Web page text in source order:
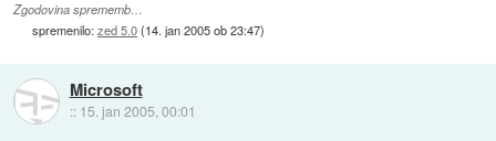
Zgodovina sprememb…
spremenilo:zed 5.0(14. jan 2005 ob 23:47)
Microsoft
:: 15. jan 2005, 00:01